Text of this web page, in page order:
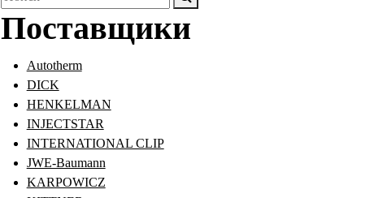
для:
Поставщики
Autotherm
DICK
HENKELMAN
INJECTSTAR
INTERNATIONAL CLIP
JWE-Baumann
KARPOWICZ